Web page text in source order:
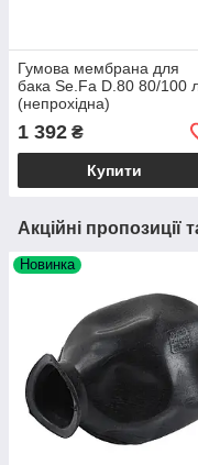
Гумова мембрана для
бака Se.Fa D.80 80/100
(непрохідна)
1 392 ₴
Купити
Акційні пропозиції
Новинка